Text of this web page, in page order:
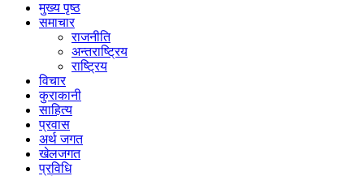
मुख्य पृष्ठ
समाचार
राजनीति
अन्तराष्ट्रिय
राष्ट्रिय
विचार
कुराकानी
साहित्य
प्रवास
अर्थ जगत
खेलजगत
प्रविधि